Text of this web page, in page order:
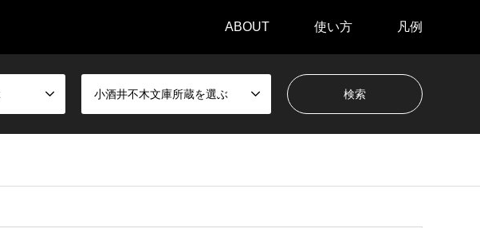
ABOUT 使い方 凡例
小酒井不木文庫所蔵を選ぶ